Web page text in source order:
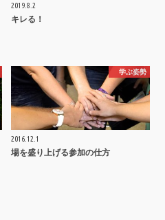
2019.8.2
キレる！
学ぶ姿勢
2016.12.1
場を盛り上げる参加の仕方